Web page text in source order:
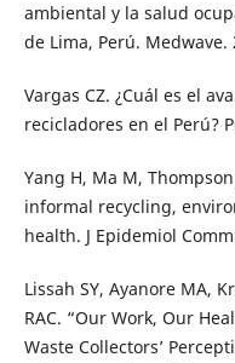
ambiental y la salud
de Lima, Perú. Medwave.
Vargas CZ. ¿Cuál es el
recicladores en el Perú?
Yang H, Ma M,
informal recycling,
health. J Epidemiol
Lissah SY, Ayanore MA,
RAC. “Our Work, Our
Waste Collectors’